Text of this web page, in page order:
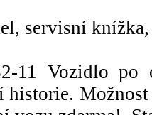
servisní
11 Vozidlo po
historie.